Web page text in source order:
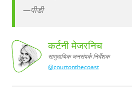
—पीडी
कर्टनी
मेजरनिच,
सामुदायिक
जनसंपर्क
निर्देशक
कर्टनी मेजरनिच
सामुदायिक जनसंपर्क निर्देशक
@courtonthecoast